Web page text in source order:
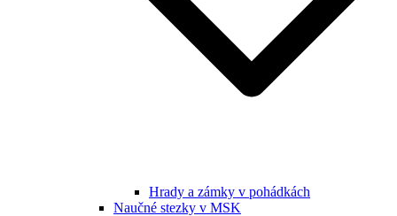
Hrady a zámky v pohádkách
Naučné stezky v MSK